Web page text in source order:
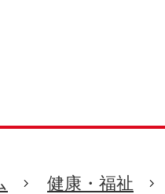
健康・福祉